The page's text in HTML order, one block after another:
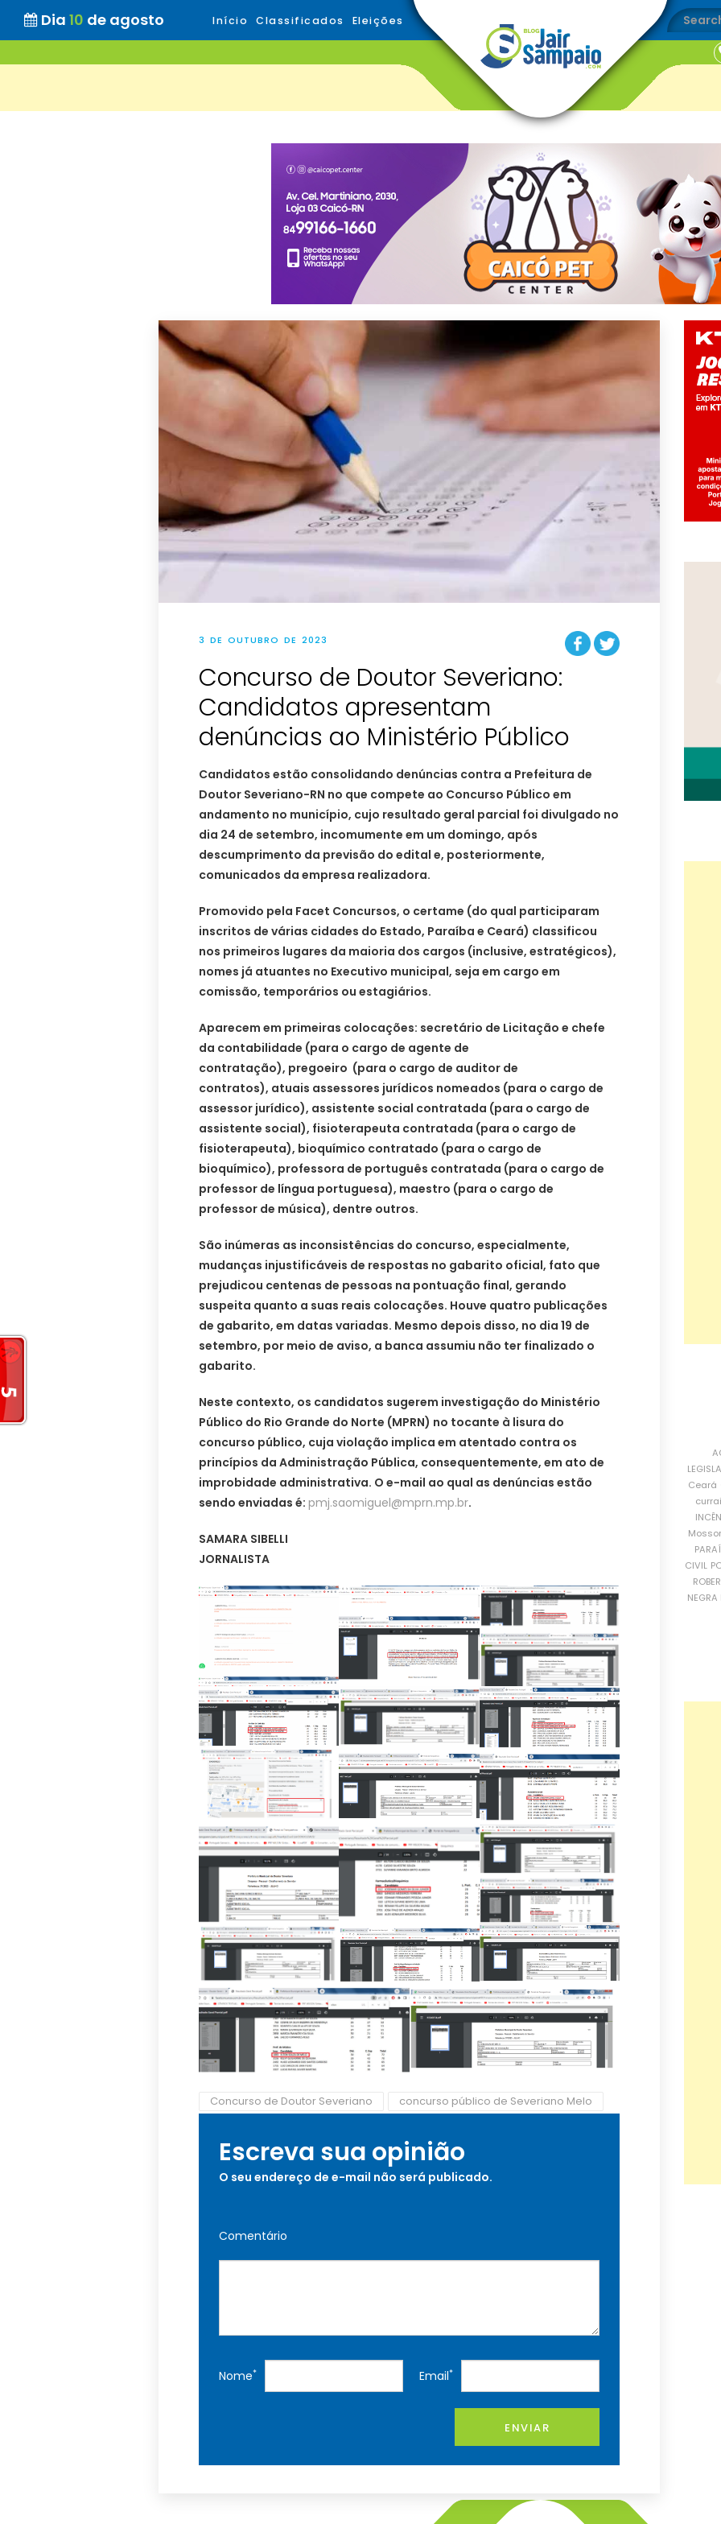
Dia 10 de agosto Início Classificados Eleições
3 DE OUTUBRO DE 2023
Concurso de Doutor Severiano:
Candidatos apresentam
denúncias ao Ministério Público
Candidatos estão consolidando denúncias contra a Prefeitura de
Doutor Severiano-RN no que compete ao Concurso Público em
andamento no município, cujo resultado geral parcial foi divulgado no
dia 24 de setembro, incomumente em um domingo, após
descumprimento da previsão do edital e, posteriormente,
comunicados da empresa realizadora.
Promovido pela Facet Concursos, o certame (do qual participaram
inscritos de várias cidades do Estado, Paraíba e Ceará) classificou
nos primeiros lugares da maioria dos cargos (inclusive, estratégicos),
nomes já atuantes no Executivo municipal, seja em cargo em
comissão, temporários ou estagiários.
Aparecem em primeiras colocações: secretário de Licitação e chefe
da contabilidade (para o cargo de agente de
contratação), pregoeiro (para o cargo de auditor de
contratos), atuais assessores jurídicos nomeados (para o cargo de
assessor jurídico), assistente social contratada (para o cargo de
assistente social), fisioterapeuta contratada (para o cargo de
fisioterapeuta), bioquímico contratado (para o cargo de
bioquímico), professora de português contratada (para o cargo de
professor de língua portuguesa), maestro (para o cargo de
professor de música), dentre outros.
São inúmeras as inconsistências do concurso, especialmente,
mudanças injustificáveis de respostas no gabarito oficial, fato que
prejudicou centenas de pessoas na pontuação final, gerando
suspeita quanto a suas reais colocações. Houve quatro publicações
de gabarito, em datas variadas. Mesmo depois disso, no dia 19 de
setembro, por meio de aviso, a banca assumiu não ter finalizado o
gabarito.
Neste contexto, os candidatos sugerem investigação do Ministério
Público do Rio Grande do Norte (MPRN) no tocante à lisura do
concurso público, cuja violação implica em atentado contra os
princípios da Administração Pública, consequentemente, em ato de
improbidade administrativa. O e-mail ao qual as denúncias estão
sendo enviadas é: pmj.saomiguel@mprn.mp.br.
SAMARA SIBELLI
JORNALISTA
Concurso de Doutor Severiano concurso público de Severiano Melo
Escreva sua opinião
O seu endereço de e-mail não será publicado.
Comentário
Nome* Email*
ENVIAR
Ceará
CIVIL
NEGRA